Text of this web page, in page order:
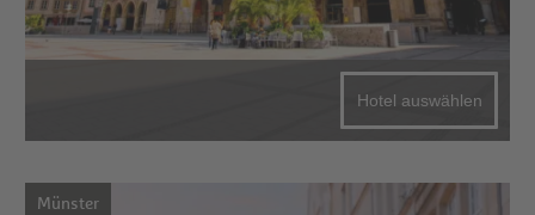
Hotel auswählen
Münster